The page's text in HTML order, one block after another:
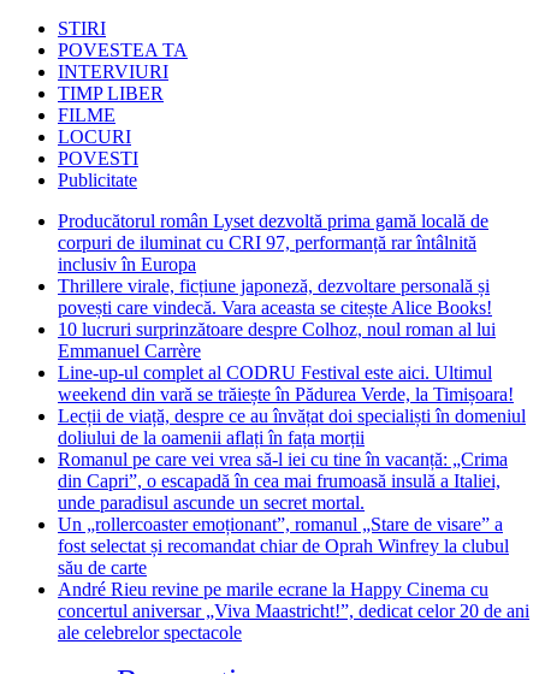
STIRI
POVESTEA TA
INTERVIURI
TIMP LIBER
FILME
LOCURI
POVESTI
Publicitate
Producătorul român Lyset dezvoltă prima gamă locală de
corpuri de iluminat cu CRI 97, performanță rar întâlnită
inclusiv în Europa
Thrillere virale, ficțiune japoneză, dezvoltare personală și
povești care vindecă. Vara aceasta se citește Alice Books!
10 lucruri surprinzătoare despre Colhoz, noul roman al lui
Emmanuel Carrère
Line-up-ul complet al CODRU Festival este aici. Ultimul
weekend din vară se trăiește în Pădurea Verde, la Timișoara!
Lecții de viață, despre ce au învățat doi specialiști în domeniul
doliului de la oamenii aflați în fața morții
Romanul pe care vei vrea să-l iei cu tine în vacanță: „Crima
din Capri”, o escapadă în cea mai frumoasă insulă a Italiei,
unde paradisul ascunde un secret mortal.
Un „rollercoaster emoționant”, romanul „Stare de visare” a
fost selectat și recomandat chiar de Oprah Winfrey la clubul
său de carte
André Rieu revine pe marile ecrane la Happy Cinema cu
concertul aniversar „Viva Maastricht!”, dedicat celor 20 de ani
ale celebrelor spectacole